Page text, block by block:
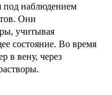
под наблюдением
Они
учитывая
состояние. Во время
в вену, через